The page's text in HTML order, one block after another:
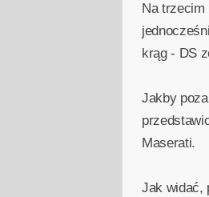
Na trzecim
krąg - DS
Jakby
Maserati.
Jak widać,